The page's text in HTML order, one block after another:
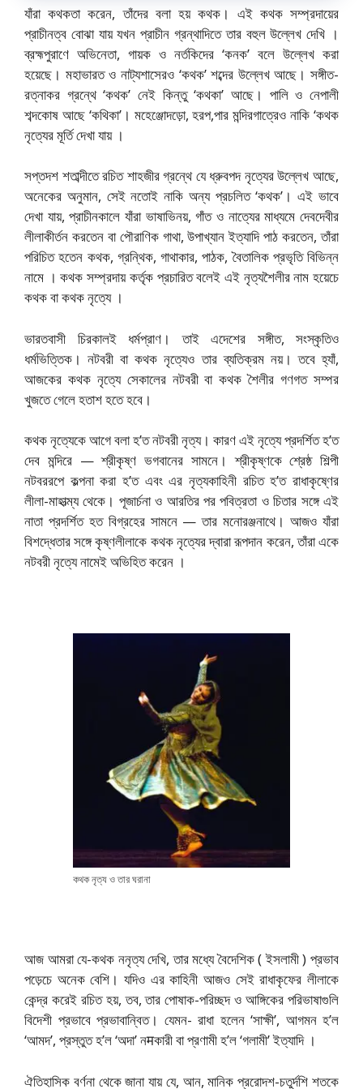
যাঁরা কথকতা করেন, তাঁদের বলা হয় কথক। এই কথক সম্প্রদায়ের
প্রাচীনত্ব বোঝা যায় যখন প্রাচীন গ্রন্থাদিতে তার বহুল উল্লেখ দেখি ।
ব্রহ্মপুরাণে অভিনেতা, গায়ক ও নর্তকিদের ‘কনক’ বলে উল্লেখ করা
হয়েছে। মহাভারত ও নাট্যশাসেরও ‘কথক’ শব্দের উল্লেখ আছে। সঙ্গীত-
রত্নাকর গ্রন্থে ‘কথক’ নেই কিন্তু ‘কথকা’ আছে। পালি ও নেপালী
শব্দকোষ আছে ‘কথিকা’। মহেঞ্জোদড়ো, হরপ,পার মন্দিরগাত্রেও নাকি ‘কথক
নৃত্যের মূর্তি দেখা যায় ।
সপ্তদশ শতাব্দীতে রচিত শাহজীর গ্রন্থে যে ধ্রুবপদ নৃত্যের উল্লেখ আছে,
অনেকের অনুমান, সেই নতোই নাকি অন্য প্রচলিত ‘কথক’। এই ভাবে
দেখা যায়, প্রাচীনকালে যাঁরা ভাষাভিনয়, গাঁত ও নাত্যের মাধ্যমে দেবদেবীর
লীলাকীর্তন করতেন বা পৌরাণিক গাথা, উপাখ্যান ইত্যাদি পাঠ করতেন, তাঁরা
পরিচিত হতেন কথক, গ্রন্থিক, গাথাকার, পাঠক, বৈতালিক প্রভৃতি বিভিন্ন
নামে । কথক সম্প্রদায় কর্তৃক প্রচারিত বলেই এই নৃত্যশৈলীর নাম হয়েচে
কথক বা কথক নৃত্যে ।
ভারতবাসী চিরকালই ধর্মপ্রাণ। তাই এদেশের সঙ্গীত, সংস্কৃতিও
ধর্মভিত্তিক। নটবরী বা কথক নৃত্যেও তার ব্যতিক্রম নয়। তবে হ্যাঁ,
আজকের কথক নৃত্যে সেকালের নটবরী বা কথক শৈলীর গণগত সম্পর
খুজতে গেলে হতাশ হতে হবে।
কথক নৃত্যেকে আগে বলা হ’ত নটবরী নৃত্য। কারণ এই নৃত্যে প্রদর্শিত হ’ত
দেব মন্দিরে — শ্রীকৃষ্ণ ভগবানের সামনে। শ্রীকৃষ্ণকে শ্রেষ্ঠ শিল্পী
নটবররপে কল্পনা করা হ’ত এবং এর নৃত্যকাহিনী রচিত হ’ত রাধাকৃষ্ণের
লীলা-মাহাত্ম্য থেকে। পূজার্চনা ও আরতির পর পবিত্রতা ও চিতার সঙ্গে এই
নাতা প্রদর্শিত হত বিগ্রহের সামনে — তার মনোরঞ্জনাথে। আজও যাঁরা
বিশদ্ধেতার সঙ্গে কৃষ্ণলীলাকে কথক নৃত্যের দ্বারা রূপদান করেন, তাঁরা একে
নটবরী নৃত্যে নামেই অভিহিত করেন ।
কথক নৃত্য ও তার ঘরানা
আজ আমরা যে-কথক ননৃত্য দেখি, তার মধ্যে বৈদেশিক ( ইসলামী ) প্রভাব
পড়েচে অনেক বেশি। যদিও এর কাহিনী আজও সেই রাধাকৃফের লীলাকে
কেন্দ্র করেই রচিত হয়, তব, তার পোষাক-পরিচ্ছদ ও আঙ্গিকের পরিভাষাগুলি
বিদেশী প্রভাবে প্রভাবান্বিত। যেমন- রাধা হলেন ‘সাক্ষী’, আগমন হ’ল
‘আমদ’, প্রস্তুত হ’ল ‘অদা’ নमকারী বা প্রণামী হ’ল ‘গলামী’ ইত্যাদি ।
ঐতিহাসিক বর্ণনা থেকে জানা যায় যে, আন, মানিক প্ররোদশ-চতুর্দশি শতকে